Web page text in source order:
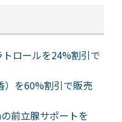
ロールを24%割引で
）を60%割引で販売
前立腺サポートを